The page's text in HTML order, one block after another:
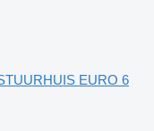
EURO 6